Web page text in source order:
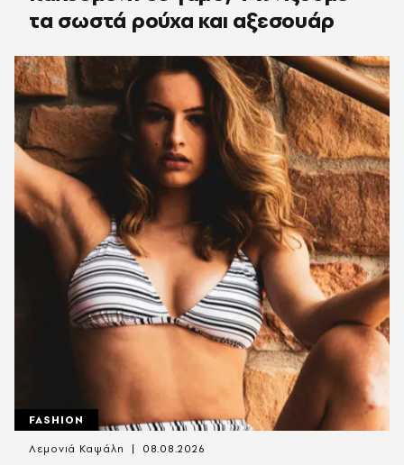
τα σωστά ρούχα και αξεσουάρ
FASHION
Λεμονιά Καψάλη 08.08.2026